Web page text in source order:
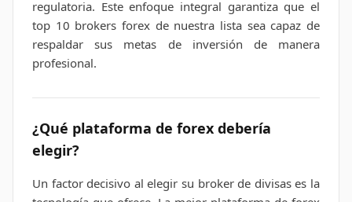
regulatoria. Este enfoque integral garantiza que el
top 10 brokers forex de nuestra lista sea capaz de
respaldar sus metas de inversión de manera
profesional.
¿Qué plataforma de forex debería
elegir?
Un factor decisivo al elegir su broker de divisas es la